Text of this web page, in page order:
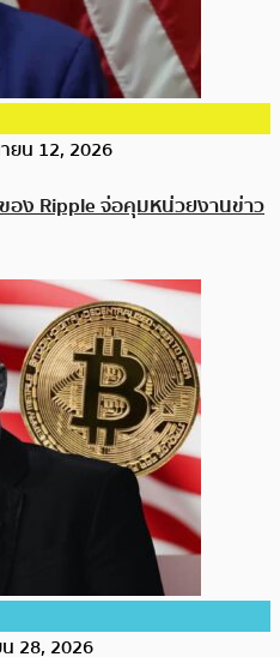
ยน 12, 2026
ของ Ripple จ่อคุมหน่วยงานข่าว
28, 2026